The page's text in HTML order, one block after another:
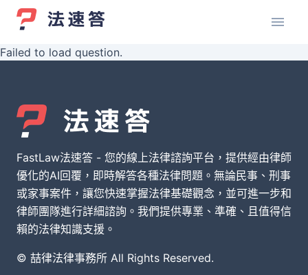
Failed to load question.
FastLaw法速答 - 您的線上法律諮詢平台，提供經由律師
優化的AI回覆，即時解答各種法律問題。無論民事、刑事
或家事案件，讓您快速掌握法律基礎觀念，並可進一步和
律師團隊進行詳細諮詢。我們提供專業、準確、且值得信
賴的法律知識支援。
© 喆律法律事務所 All Rights Reserved.